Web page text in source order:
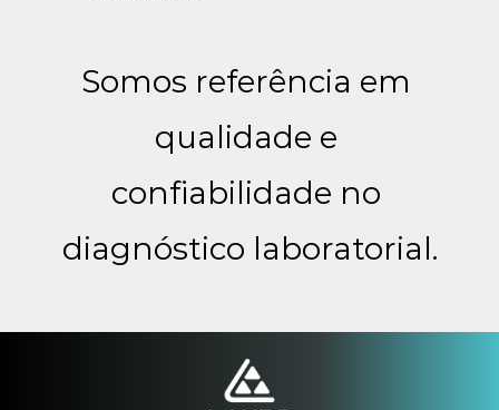
Somos referência em
qualidade e
confiabilidade no
diagnóstico laboratorial.